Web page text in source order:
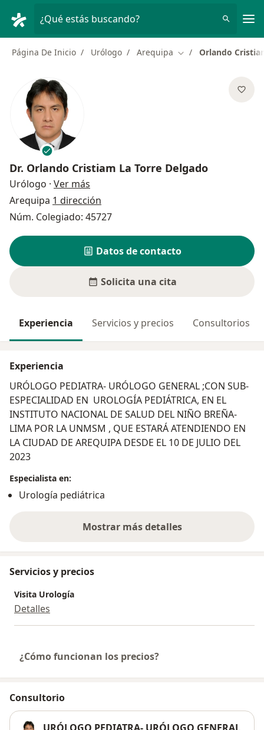
¿Qué estás buscando?
Página De Inicio Urólogo Arequipa Cambiar de ciudad
Orlando
Dr. Orlando Cristiam La Torre Delgado
Urólogo · Ver más
Arequipa 1 dirección
Núm. Colegiado: 45727
Datos de contacto
Solicita una cita
Experiencia Servicios y precios Consultorios
Experiencia
URÓLOGO PEDIATRA- URÓLOGO GENERAL ;CON SUB-
ESPECIALIDAD EN UROLOGÍA PEDIÁTRICA, EN EL
INSTITUTO NACIONAL DE SALUD DEL NIÑO BREÑA-
LIMA POR LA UNMSM , QUE ESTARÁ ATENDIENDO EN
LA CIUDAD DE AREQUIPA DESDE EL 10 DE JULIO DEL
2023
Especialista en:
Urología pediátrica
Mostrar más detalles
sobre la experiencia
Servicios y precios
Visita Urología
Detalles
¿Cómo funcionan los precios?
Consultorio